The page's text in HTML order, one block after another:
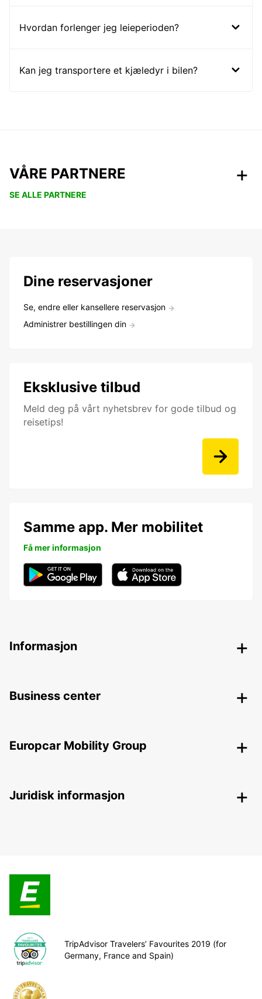
Hvordan forlenger jeg leieperioden?
Kan jeg transportere et kjæledyr i bilen?
VÅRE PARTNERE
SE ALLE PARTNERE
Dine reservasjoner
Se, endre eller kansellere reservasjon
Administrer bestillingen din
Eksklusive tilbud
Meld deg på vårt nyhetsbrev for gode tilbud og
reisetips!
Samme app. Mer mobilitet
Få mer informasjon
Informasjon
Business center
Europcar Mobility Group
Juridisk informasjon
TripAdvisor Travelers’ Favourites 2019 (for
Germany, France and Spain)